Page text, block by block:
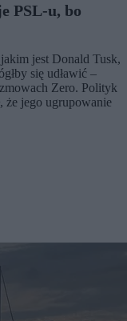
PSL-u, bo
jest Donald Tusk,
się udławić –
Zero. Polityk
że jego ugrupowanie